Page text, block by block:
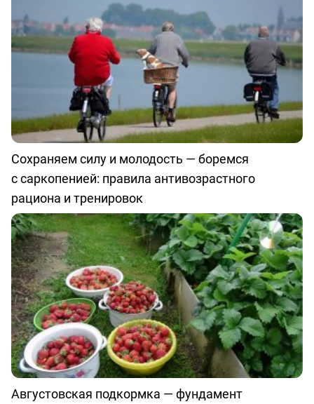
Сохраняем силу и молодость — боремся
с саркопенией: правила антивозрастного
рациона и тренировок
Августовская подкормка — фундамент